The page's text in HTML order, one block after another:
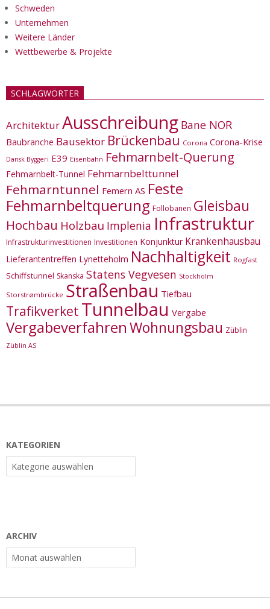
Schweden
Unternehmen
Weitere Länder
Wettbewerbe & Projekte
SCHLAGWÖRTER
ArchitekturAusschreibung Bane NOR
Baubranche Bausektor Brückenbau Corona Corona-Krise
Dansk Byggeri E39 Eisenbahn Fehmarnbelt-Querung
Fehmarnbelt-Tunnel Fehmarnbelttunnel
Fehmarntunnel Femern AS Feste
Fehmarnbeltquerung Follobanen Gleisbau
Hochbau Holzbau Implenia Infrastruktur
Infrastrukturinvestitionen Investitionen Konjunktur Krankenhausbau
Lieferantentreffen Lynetteholm Nachhaltigkeit Rogfast
Schiffstunnel Skanska Statens Vegvesen Stockholm
Storstrømbrücke Straßenbau Tiefbau
Trafikverket Tunnelbau Vergabe
VergabeverfahrenWohnungsbau Züblin
Züblin AS
KATEGORIEN
Kategorien
ARCHIV
Archiv